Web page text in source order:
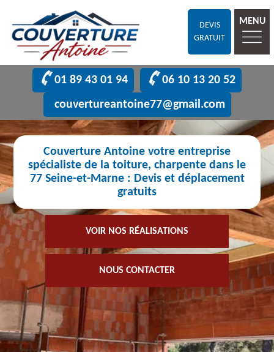
DEVIS
GRATUIT
MENU
01 89 43 01 94
06 10 13 20 52
couvertureantoine77@gmail.com
Couverture Antoine votre entreprise
spécialiste de la toiture, charpente dans le
77 Seine-et-Marne : Devis et déplacement
gratuits
VOIR NOS RÉALISATIONS
NOUS CONTACTER